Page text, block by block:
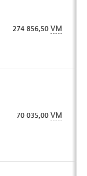
274 856,50VM
70 035,00VM